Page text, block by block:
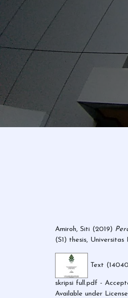
Amiroh, Siti (2019)
(S1) thesis,
Text
skripsi full.pdf -
Available under License